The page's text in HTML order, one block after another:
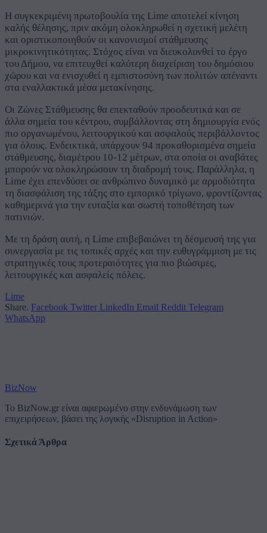
Η συγκεκριμένη πρωτοβουλία της Lime αποτελεί κίνηση
καλής θέλησης, πριν ακόμη ολοκληρωθεί η σχετική μελέτη
και οριστικοποιηθούν οι κανονισμοί στάθμευσης
μικροκινητικότητας. Στόχος είναι να διευκολυνθεί το έργο
του Δήμου, να επιτευχθεί καλύτερη διαχείριση του δημόσιου
χώρου και να ενισχυθεί η εμπιστοσύνη των πολιτών απέναντι
στα εναλλακτικά μέσα μετακίνησης.
Οι Ζώνες Στάθμευσης θα επεκταθούν προοδευτικά και σε
άλλα σημεία του κέντρου, συμβάλλοντας στη δημιουργία ενός
πιο οργανωμένου, λειτουργικού και ασφαλούς περιβάλλοντος
για όλους. Ενδεικτικά, υπάρχουν 94 προκαθορισμένα σημεία
στάθμευσης, διαμέτρου 10-12 μέτρων, στα οποία οι αναβάτες
μπορούν να ολοκληρώσουν τη διαδρομή τους. Παράλληλα, η
Lime έχει επενδύσει σε ανθρώπινο δυναμικό με αρμοδιότητα
τη διασφάλιση της τάξης στο εμπορικό τρίγωνο, φροντίζοντας
καθημερινά για την ευταξία και σωστή τοποθέτηση των
πατινιών.
Με τη δράση αυτή, η Lime επιβεβαιώνει τη δέσμευσή της για
συνεργασία με τις τοπικές αρχές και την ευθυγράμμιση με τις
στρατηγικές τους προτεραιότητες για πιο βιώσιμες,
λειτουργικές και ασφαλείς πόλεις.
Lime
Share. Facebook Twitter LinkedIn Email Reddit Telegram
WhatsApp
BizNow
Το BizNow.gr είναι αφιερωμένο στην ενδυνάμωση των
επιχειρήσεων, βάσει της λογικής «Disruption in Action»
Σχετικά Άρθρα